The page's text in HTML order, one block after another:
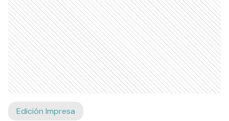
Edición Impresa